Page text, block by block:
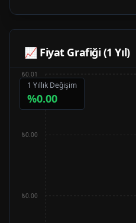
📈 Fiyat Grafiği (1 Yıl)
1 Yıllık Değişim
%0.00
₺0.00
₺0.00
₺0.01